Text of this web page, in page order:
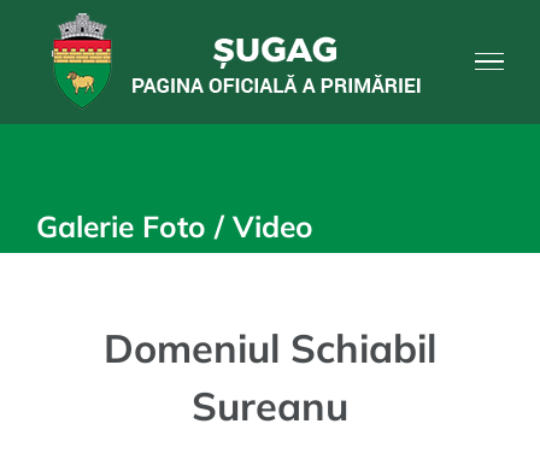
content
Galerie Foto / Video
Domeniul Schiabil
Sureanu